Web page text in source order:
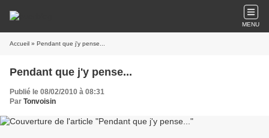
MENU
Accueil » Pendant que j'y pense...
Pendant que j'y pense...
Publié le 08/02/2010 à 08:31
Par Tonvoisin